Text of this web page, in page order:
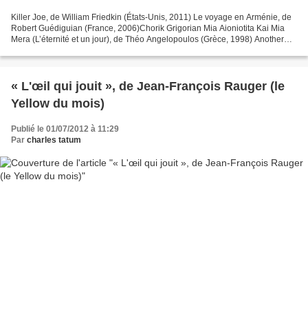
Killer Joe, de William Friedkin (États-Unis, 2011) Le voyage en Arménie, de
Robert Guédiguian (France, 2006)Chorik Grigorian Mia Aioniotita Kai Mia
Mera (L’éternité et un jour), de Théo Angelopoulos (Grèce, 1998) Another
« L'œil qui jouit », de Jean-François Rauger (le
Yellow du mois)
Publié le 01/07/2012 à 11:29
Par charles tatum